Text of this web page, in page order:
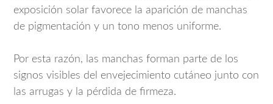
exposición solar favorece la aparición de manchas
de pigmentación y un tono menos uniforme.
Por esta razón, las manchas forman parte de los
signos visibles del envejecimiento cutáneo junto con
las arrugas y la pérdida de firmeza.